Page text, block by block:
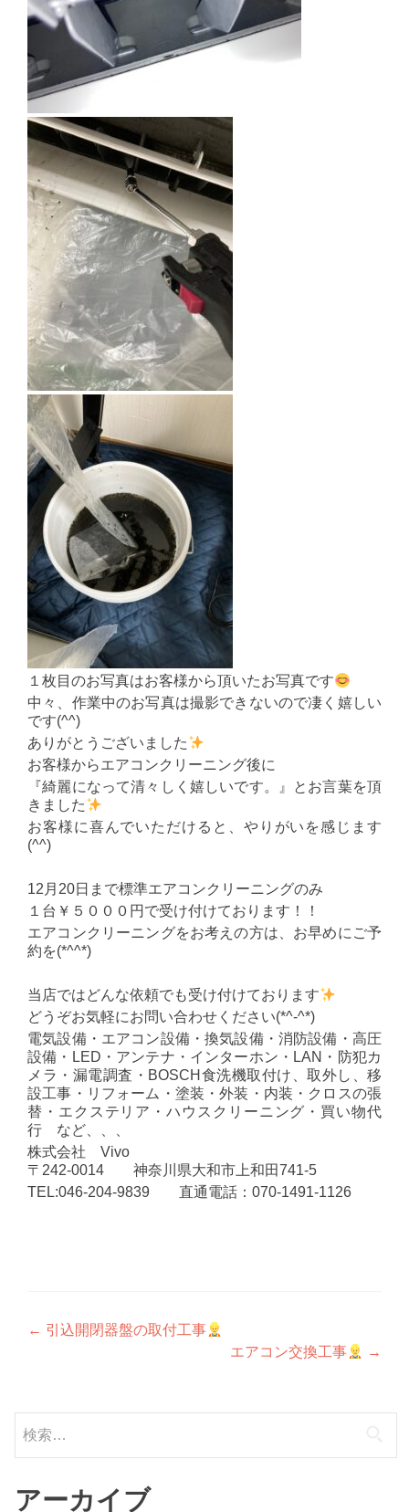
１枚目のお写真はお客様から頂いたお写真です
中々、作業中のお写真は撮影できないので凄く嬉しい
です(^^)
ありがとうございました
お客様からエアコンクリーニング後に
『綺麗になって清々しく嬉しいです。』とお言葉を頂
きました
お客様に喜んでいただけると、やりがいを感じます
(^^)
12月20日まで標準エアコンクリーニングのみ
１台￥５０００円で受け付けております！！
エアコンクリーニングをお考えの方は、お早めにご予
約を(*^^*)
当店ではどんな依頼でも受け付けております
どうぞお気軽にお問い合わせください(*^-^*)
電気設備・エアコン設備・換気設備・消防設備・高圧
設備・LED・アンテナ・インターホン・LAN・防犯カ
メラ・漏電調査・BOSCH食洗機取付け、取外し、移
設工事・リフォーム・塗装・外装・内装・クロスの張
替・エクステリア・ハウスクリーニング・買い物代
行 など、、、
株式会社 Vivo
〒242-0014 神奈川県大和市上和田741-5
TEL:046-204-9839 直通電話：070-1491-1126
投
ビ
ゲ
ー
← 引込開閉器盤の取付工事
エアコン交換工事
→
索:
アーカイブ